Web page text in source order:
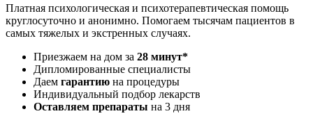
Платная психологическая и психотерапевтическая помощь
круглосуточно и анонимно. Помогаем тысячам пациентов в
самых тяжелых и экстренных случаях.
Приезжаем на дом за 28 минут*
Дипломированные специалисты
Даем гарантию на процедуры
Индивидуальный подбор лекарств
Оставляем препараты на 3 дня